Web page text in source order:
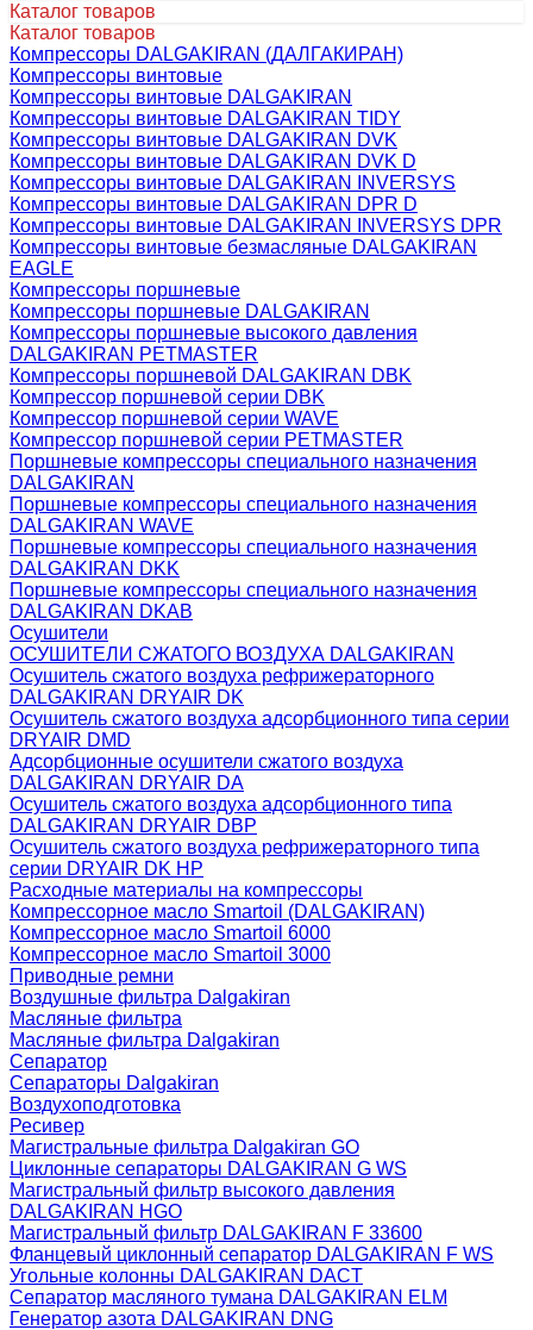
Каталог товаров
Каталог товаров
Компрессоры DALGAKIRAN (ДАЛГАКИРАН)
Компрессоры винтовые
Компрессоры винтовые DALGAKIRAN
Компрессоры винтовые DALGAKIRAN TIDY
Компрессоры винтовые DALGAKIRAN DVK
Компрессоры винтовые DALGAKIRAN DVK D
Компрессоры винтовые DALGAKIRAN INVERSYS
Компрессоры винтовые DALGAKIRAN DPR D
Компрессоры винтовые DALGAKIRAN INVERSYS DPR
Компрессоры винтовые безмасляные DALGAKIRAN
EAGLE
Компрессоры поршневые
Компрессоры поршневые DALGAKIRAN
Компрессоры поршневые высокого давления
DALGAKIRAN PETMASTER
Компрессоры поршневой DALGAKIRAN DBK
Компрессор поршневой серии DBK
Компрессор поршневой серии WAVE
Компрессор поршневой серии PETMASTER
Поршневые компрессоры специального назначения
DALGAKIRAN
Поршневые компрессоры специального назначения
DALGAKIRAN WAVE
Поршневые компрессоры специального назначения
DALGAKIRAN DKK
Поршневые компрессоры специального назначения
DALGAKIRAN DKAB
Осушители
ОСУШИТЕЛИ СЖАТОГО ВОЗДУХА DALGAKIRAN
Осушитель сжатого воздуха рефрижераторного
DALGAKIRAN DRYAIR DK
Осушитель сжатого воздуха адсорбционного типа серии
DRYAIR DMD
Адсорбционные осушители сжатого воздуха
DALGAKIRAN DRYAIR DA
Осушитель сжатого воздуха адсорбционного типа
DALGAKIRAN DRYAIR DBP
Осушитель сжатого воздуха рефрижераторного типа
cерии DRYAIR DK HP
Расходные материалы на компрессоры
Компрессорное масло Smartoil (DALGAKIRAN)
Компрессорное масло Smartoil 6000
Компрессорное масло Smartoil 3000
Приводные ремни
Воздушные фильтра Dalgakiran
Масляные фильтра
Масляные фильтра Dalgakiran
Сепаратор
Сепараторы Dalgakiran
Воздухоподготовка
Ресивер
Магистральные фильтра Dalgakiran GO
Циклонные сепараторы DALGAKIRAN G WS
Магистральный фильтр высокого давления
DALGAKIRAN HGO
Магистральный фильтр DALGAKIRAN F 33600
Фланцевый циклонный сепаратор DALGAKIRAN F WS
Угольные колонны DALGAKIRAN DACT
Сепаратор масляного тумана DALGAKIRAN ELM
Генератор азота DALGAKIRAN DNG